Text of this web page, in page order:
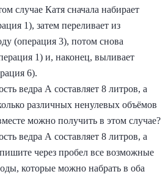
случае Катя сначала набирает
1), затем переливает из
(операция 3), потом снова
1) и, наконец, выливает
6).
ведра A составляет 8 литров, а
различных ненулевых объёмов
можно получить в этом случае?
ведра A составляет 8 литров, а
через пробел все возможные
которые можно набрать в оба